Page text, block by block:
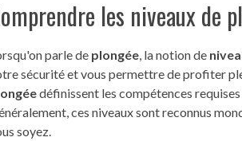
les niveaux de
parle de plongée , la notion de
sécurité et vous permettre de profiter
définissent les compétences requises
ces niveaux sont reconnus
soyez.